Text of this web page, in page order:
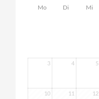
Mo Di Mi
3 4 5
10 11 12